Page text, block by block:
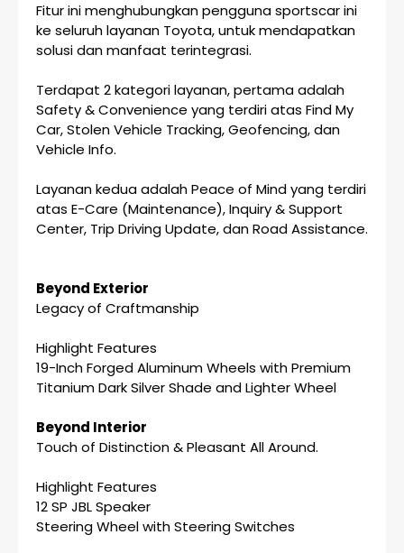
Fitur ini menghubungkan pengguna sportscar ini
ke seluruh layanan Toyota, untuk mendapatkan
solusi dan manfaat terintegrasi.
Terdapat 2 kategori layanan, pertama adalah
Safety & Convenience yang terdiri atas Find My
Car, Stolen Vehicle Tracking, Geofencing, dan
Vehicle Info.
Layanan kedua adalah Peace of Mind yang terdiri
atas E-Care (Maintenance), Inquiry & Support
Center, Trip Driving Update, dan Road Assistance.
Beyond Exterior
Legacy of Craftmanship
Highlight Features
19-Inch Forged Aluminum Wheels with Premium
Titanium Dark Silver Shade and Lighter Wheel
Beyond Interior
Touch of Distinction & Pleasant All Around.
Highlight Features
12 SP JBL Speaker
Steering Wheel with Steering Switches